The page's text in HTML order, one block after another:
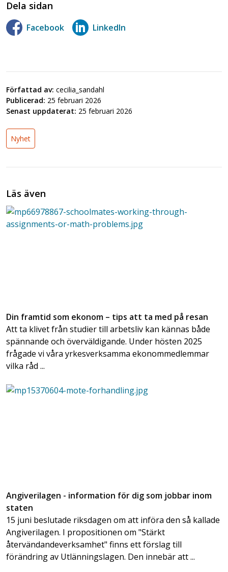
Dela sidan
Facebook LinkedIn
Författad av: cecilia_sandahl
Publicerad: 25 februari 2026
Senast uppdaterat: 25 februari 2026
Nyhet
Läs även
Din framtid som ekonom – tips att ta med på resan
Att ta klivet från studier till arbetsliv kan kännas både
spännande och överväldigande. Under hösten 2025
frågade vi våra yrkesverksamma ekonommedlemmar
vilka råd ...
Angiverilagen - information för dig som jobbar inom
staten
15 juni beslutade riksdagen om att införa den så kallade
Angiverilagen. I propositionen om "Stärkt
återvändandeverksamhet" finns ett förslag till
förändring av Utlänningslagen. Den innebär att ...